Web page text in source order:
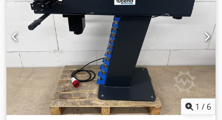
1 / 6